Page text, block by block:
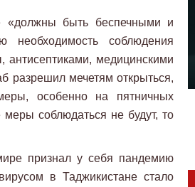
«должны быть беспечными и
необходимость соблюдения
антисептиками, медицинскими
разрешил мечетям открыться,
особенно на пятничных
соблюдаться не будут, то
признал у себя пандемию
в Таджикистане стало